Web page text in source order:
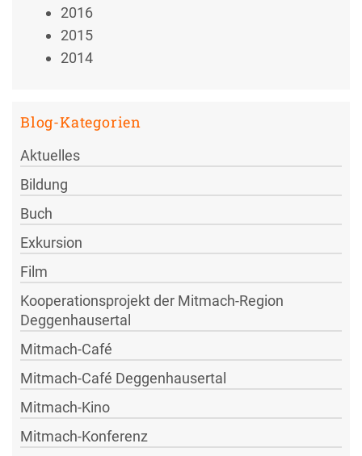
2016
2015
2014
Blog-Kategorien
Aktuelles
Bildung
Buch
Exkursion
Film
Kooperationsprojekt der Mitmach-Region
Deggenhausertal
Mitmach-Café
Mitmach-Café Deggenhausertal
Mitmach-Kino
Mitmach-Konferenz